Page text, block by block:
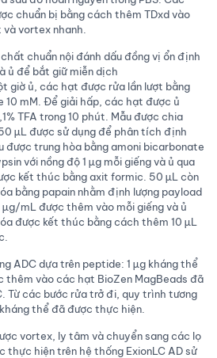
chuẩn bị bằng cách thêm TDxd vào
vortex nhanh.
chuẩn nội đánh dấu đồng vị ổn định
ủ để bắt giữ miễn dịch
giờ ủ, các hạt được rửa lần lượt bằng
10 mM. Để giải hấp, các hạt được ủ
TFA trong 10 phút. Mẫu được chia
µL được sử dụng để phân tích định
được trung hòa bằng amoni bicarbonate
với nồng độ 1 µg mỗi giếng và ủ qua
kết thúc bằng axit formic. 50 µL còn
bằng papain nhằm định lượng payload
µg/mL được thêm vào mỗi giếng và ủ
được kết thúc bằng cách thêm 10 µL
ADC dựa trên peptide: 1 µg kháng thể
thêm vào các hạt BioZen MagBeads đã
Từ các bước rửa trở đi, quy trình tương
thể đã được thực hiện.
vortex, ly tâm và chuyển sang các lọ
thực hiện trên hệ thống ExionLC AD sử